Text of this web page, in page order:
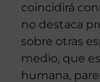
coincidirá
no destaca
sobre otras
medio, que
humana,